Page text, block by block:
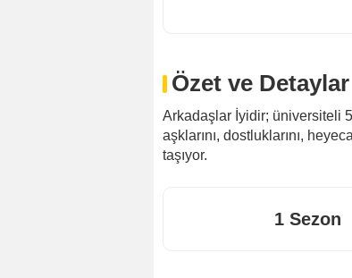
Özet ve Detaylar
Arkadaşlar İyidir; üniversiteli
aşklarını, dostluklarını,
taşıyor.
1 Sezon